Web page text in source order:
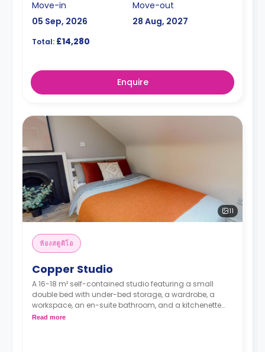
Move-in
05 Sep, 2026
Move-out
28 Aug, 2027
Total: £14,280
Enquire
11
ห้องสตูดิโอ
Copper Studio
A 16-18 m² self-contained studio featuring a small
double bed with under-bed storage, a wardrobe, a
workspace, an en-suite bathroom, and a kitchenette
with a fridge and microwave oven.
Read more